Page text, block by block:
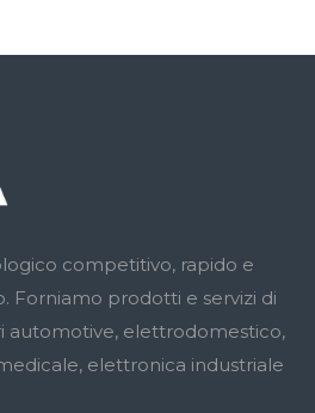
competitivo, rapido e
Forniamo prodotti e servizi di
automotive, elettrodomestico,
elettronica industriale